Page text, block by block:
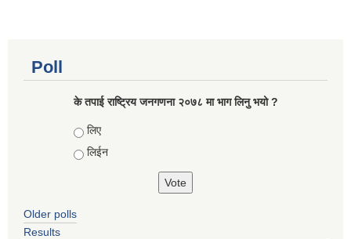
Poll
के तपाई राष्ट्रिय जनगणना २०७८ मा भाग लिनु भयो ?
Choices
लिए
लिईन
Older polls
Results